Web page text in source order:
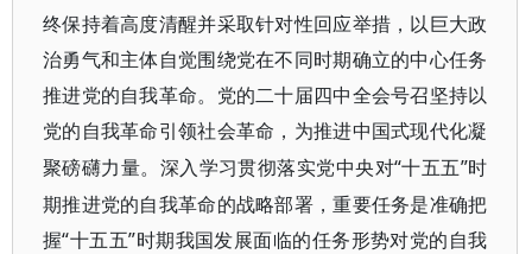
终保持着高度清醒并采取针对性回应举措，以巨大政
治勇气和主体自觉围绕党在不同时期确立的中心任务
推进党的自我革命。党的二十届四中全会号召坚持以
党的自我革命引领社会革命，为推进中国式现代化凝
聚磅礴力量。深入学习贯彻落实党中央对“十五五”时
期推进党的自我革命的战略部署，重要任务是准确把
握“十五五”时期我国发展面临的任务形势对党的自我